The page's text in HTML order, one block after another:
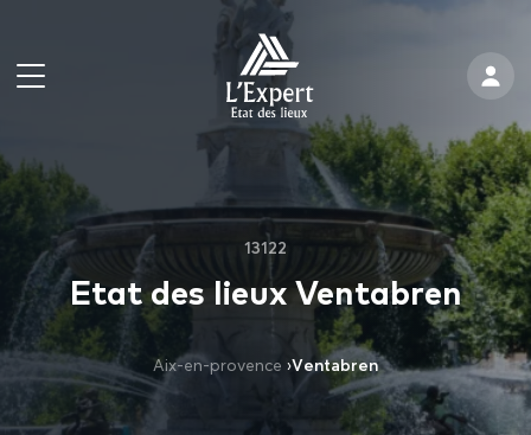
13122
Etat des lieux Ventabren
Aix-en-provence ›Ventabren